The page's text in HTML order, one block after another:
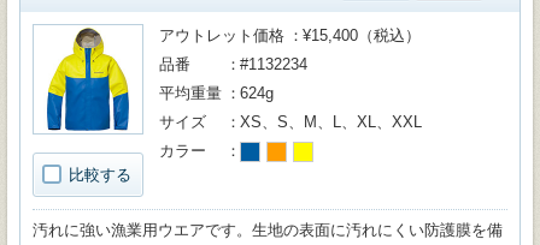
比較する
アウトレット価格
¥15,400（税込）
品番
#1132234
平均重量
624g
サイズ
XS、S、M、L、XL、XXL
カラー
汚れに強い漁業用ウエアです。生地の表面に汚れにくい防護膜を備